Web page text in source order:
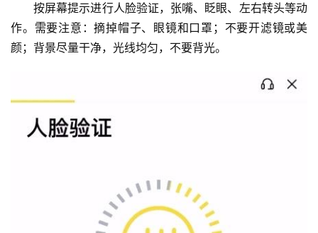
按屏幕提示进行人脸验证，张嘴、眨眼、左右转头等动
作。需要注意：摘掉帽子、眼镜和口罩；不要开滤镜或美
颜；背景尽量干净，光线均匀，不要背光。